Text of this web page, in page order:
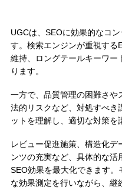
UGCは、SEOに効果的なコ
す。検索エンジンが重視する
維持、ロングテールキーワー
ります。
一方で、品質管理の困難さや
法的リスクなど、対処すべき
ットを理解し、適切な対策を
レビュー促進施策、構造化デ
ンツの充実など、具体的な
SEO効果を最大化できます
な効果測定を行いながら、継